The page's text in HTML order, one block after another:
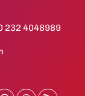
232 4048989